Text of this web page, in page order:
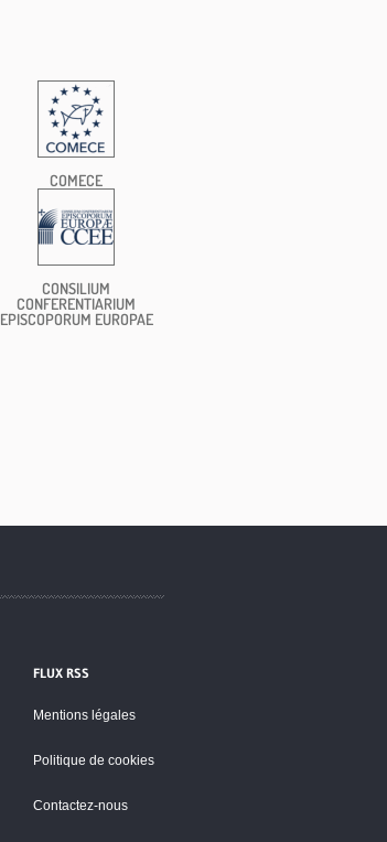
COMECE
CONSILIUM
CONFERENTIARIUM
EPISCOPORUM EUROPAE
FLUX RSS
Mentions légales
Politique de cookies
Contactez-nous